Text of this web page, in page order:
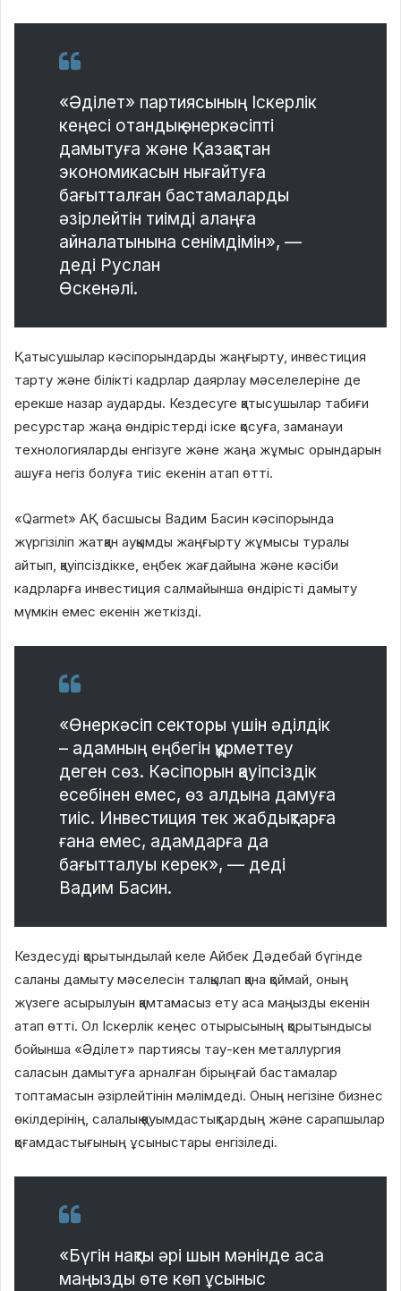
«Əділет» партиясының Іскерлік
кеңесі отандық өнеркəсіпті
дамытуға жəне Қазақстан
экономикасын нығайтуға
бағытталған бастамаларды
əзірлейтін тиімді алаңға
айналатынына сенімдімін», —
деді Руслан
Өскенəлі.
Қатысушылар кəсіпорындарды жаңғырту, инвестиция
тарту жəне білікті кадрлар даярлау мəселелеріне де
ерекше назар аударды. Кездесуге қатысушылар табиғи
ресурстар жаңа өндірістерді іске қосуға, заманауи
технологияларды енгізуге жəне жаңа жұмыс орындарын
ашуға негіз болуға тиіс екенін атап өтті.
«Qarmet» АҚ басшысы Вадим Басин кəсіпорында
жүргізіліп жатқан ауқымды жаңғырту жұмысы туралы
айтып, қауіпсіздікке, еңбек жағдайына жəне кəсіби
кадрларға инвестиция салмайынша өндірісті дамыту
мүмкін емес екенін жеткізді.
«Өнеркəсіп секторы үшін əділдік
– адамның еңбегін құрметтеу
деген сөз. Кəсіпорын қауіпсіздік
есебінен емес, өз алдына дамуға
тиіс. Инвестиция тек жабдықтарға
ғана емес, адамдарға да
бағытталуы керек», — деді
Вадим Басин.
Кездесуді қорытындылай келе Айбек Дəдебай бүгінде
саланы дамыту мəселесін талқылап қана қоймай, оның
жүзеге асырылуын қамтамасыз ету аса маңызды екенін
атап өтті. Ол Іскерлік кеңес отырысының қорытындысы
бойынша «Əділет» партиясы тау-кен металлургия
саласын дамытуға арналған бірыңғай бастамалар
топтамасын əзірлейтінін мəлімдеді. Оның негізіне бизнес
өкілдерінің, салалық қауымдастықтардың жəне сарапшылар
қоғамдастығының ұсыныстары енгізіледі.
«Бүгін нақты əрі шын мəнінде аса
маңызды өте көп ұсыныс